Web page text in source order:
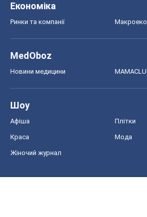
Економіка
Ринки та компанії
MedOboz
Новини медицини
Шоу
Афіша Плітки
Краса Мода
Жіночий журнал